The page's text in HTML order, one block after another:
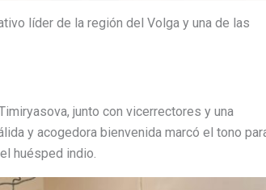
líder de la región del Volga y una de las
junto con vicerrectores y una
y acogedora bienvenida marcó el tono
huésped indio.